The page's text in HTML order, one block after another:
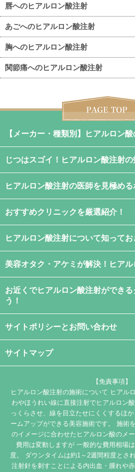
唇へのヒアルロン酸注射
あごへのヒアルロン酸注射
胸へのヒアルロン酸注射
関節痛へのヒアルロン酸注射
【免責事項】
ヒアルロン酸注射の施術について ヒアル
わやほうれい線に直接注射でヒアルロン
っくらさせ、線を目立たせにくくするほ
ームアップができる美容施術です。 施術
のイメージに合わせたヒアルロン酸のメ
費用は変動しますが 一般的な費用相場
度。 ダウンタイムは約1～2週間程度とさ
注射針を刺すことによる内出血・腫れや
【メーカー・種類別】ヒアルロン
じつはスゴイ！ヒアルロン酸注射の
ヒアルロン酸注射の医師を見極める
おすすめクリニックを厳選紹介！
ヒアルロン酸注射について知って
美容オタク・アケミが解決！ヒア
お近くでヒアルロン酸注射ができ
う！
サイトポリシーとお問い合わせ
サイトマップ